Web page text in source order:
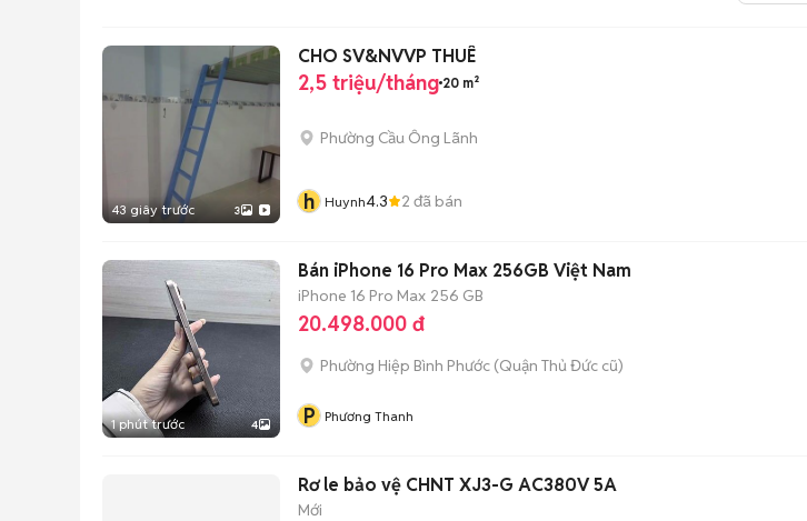
43 giây trước 3
CHO SV&NVVP THUÊ
2,5 triệu/tháng 20 m²
Phường Cầu Ông Lãnh
h Huynh4.3 2 đã bán
1 phút trước 4
Bán iPhone 16 Pro Max 256GB Việt Nam
iPhone 16 Pro Max 256 GB
20.498.000 đ
Phường Hiệp Bình Phước (Quận Thủ Đức cũ)
P Phương Thanh
Rơ le bảo vệ CHNT XJ3-G AC380V 5A
Mới